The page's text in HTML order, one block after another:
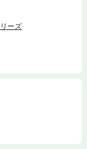
ーズ